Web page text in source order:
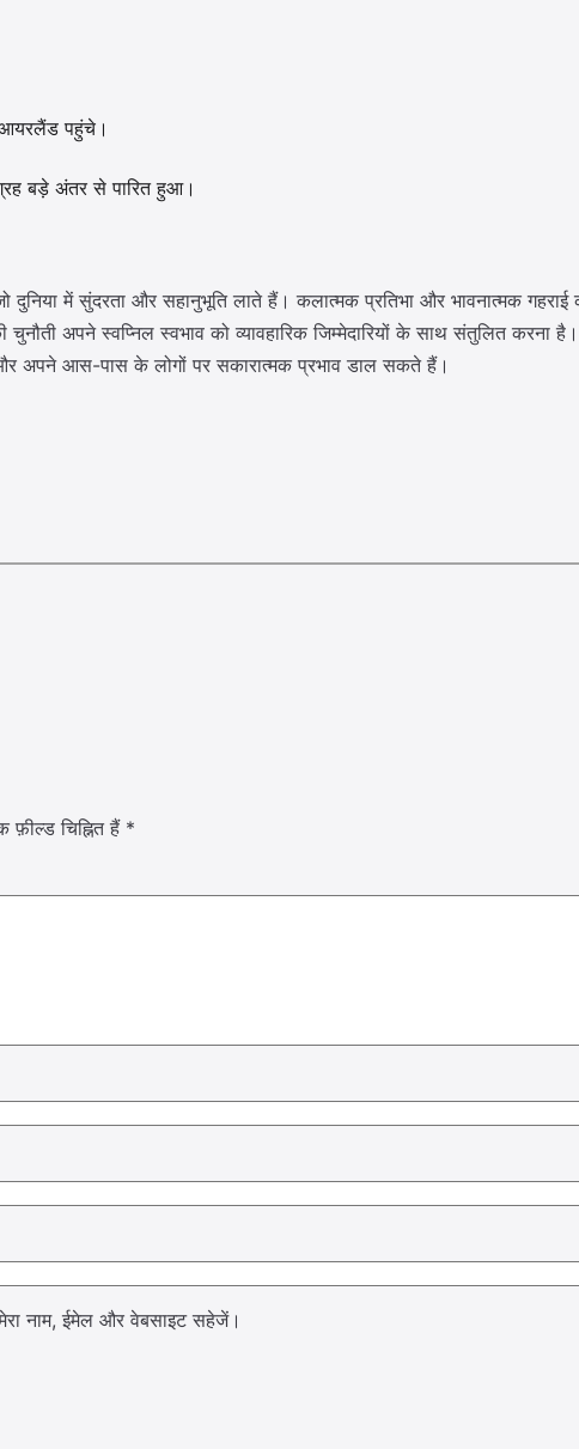
पहुंचे।
बड़े अंतर से पारित हुआ।
दुनिया में सुंदरता और सहानुभूति लाते हैं। कलात्मक प्रतिभा और भावनात्मक
अपने स्वप्निल स्वभाव को व्यावहारिक जिम्मेदारियों के साथ संतुलित करना
अपने आस-पास के लोगों पर सकारात्मक प्रभाव डाल सकते हैं।
चिह्नित हैं *
नाम, ईमेल और वेबसाइट सहेजें।